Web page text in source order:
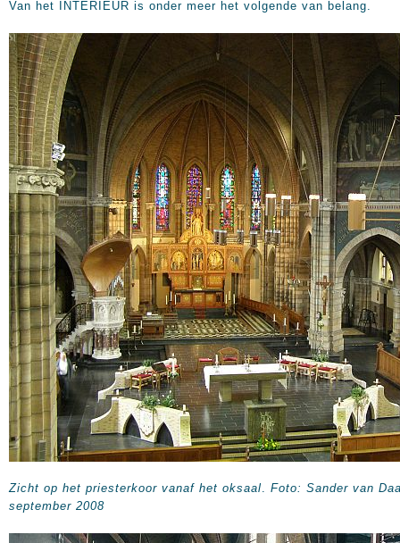
Van het INTERIEUR is onder meer het volgende van belang.
Zicht op het priesterkoor vanaf het oksaal. Foto: Sander van
september 2008